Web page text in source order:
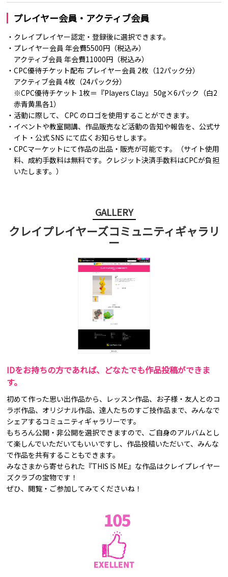
プレイヤー会員・アクティブ会員
・クレイプレイヤー認定・登録後に選択できます。
・プレイヤー会員 年会費5500円（税込み）
アクティブ会員 年会費11000円（税込み）
・CPC優待チケット配布 プレイヤー会員 2枚（12パック分）
アクティブ会員 4枚（24パック分）
※CPC優待チケット 1枚＝『Players Clay』 50g×6パック（白2
赤青黄黒各1）
・活動に際して、 CPC のロゴを使用することができます。
・イベントや教室開講、作品販売など活動の告知や報告を、公式サ
イト・公式 SNS にて広くお知らせします。
・CPCマーケットにて作品の出品・販売が可能です。（サイト使用
料、成約手数料は無料です。クレジット決済手数料はCPCが負担
いたします。）
GALLERY
クレイプレイヤーズコミュニティギャラリ
ー
IDをお持ちの方であれば、どなたでも作品投稿ができま
す。
初めて作った思い出作品から、レッスン作品、お子様・友人とのコ
ラボ作品、オリジナル作品、達人たちのすご技作品まで、みんなで
シェアするコミュニティギャラリーです。
もちろん公開・非公開を選択できますので、ご自身のアルバムとし
て楽しんでいただいてもいいですし、作品投稿いただいて、みんな
で作品を共有することもできます。
みなさまから寄せられた『THIS IS ME』な作品はクレイプレイヤー
ズクラブの宝物です！
ぜひ、閲覧・ご参加してみてくださいね！